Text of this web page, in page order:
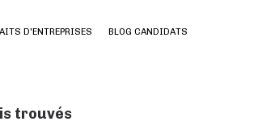
D'ENTREPRISES BLOG CANDIDATS
trouvés